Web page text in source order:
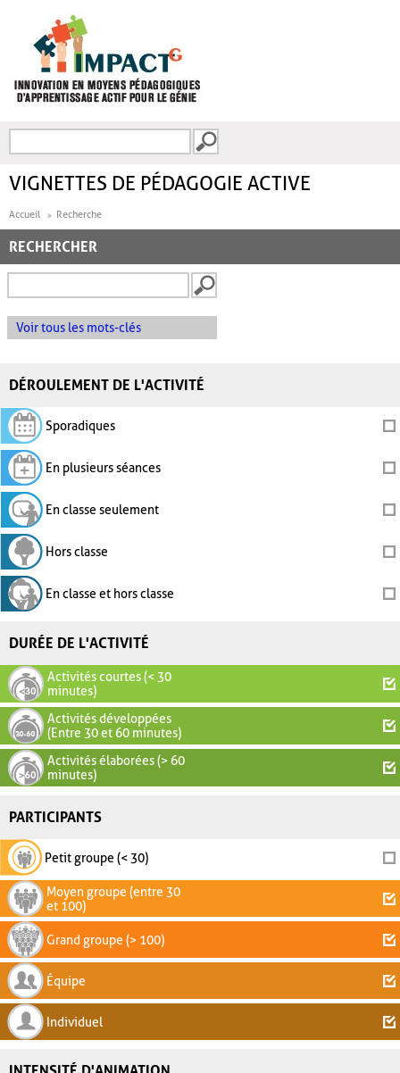
FORMULAIRE DE
VIGNETTES DE PÉDAGOGIE ACTIVE
Accueil Recherche
RECHERCHER
Voir tous les mots-clés
DÉROULEMENT DE L'ACTIVITÉ
Sporadiques
En plusieurs séances
En classe seulement
Hors classe
En classe et hors classe
DURÉE DE L'ACTIVITÉ
Activités courtes (< 30
minutes)
Activités développées
(Entre 30 et 60 minutes)
Activités élaborées (> 60
minutes)
PARTICIPANTS
Petit groupe (< 30)
Moyen groupe (entre 30
et 100)
Grand groupe (> 100)
Équipe
Individuel